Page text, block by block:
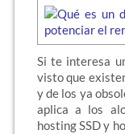
Si te interesa
visto que
y de los ya
aplica a los
hosting SSD y